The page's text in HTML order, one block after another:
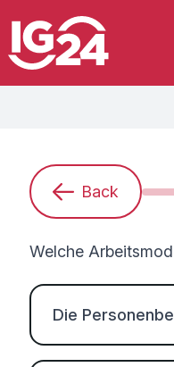
Back Ich
Welche
Die